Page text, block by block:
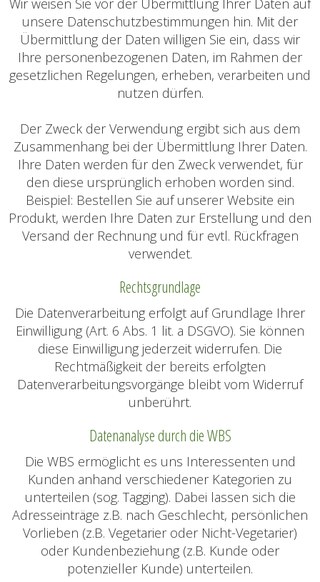
Wir weisen Sie vor der Übermittlung Ihrer Daten auf
unsere Datenschutzbestimmungen hin. Mit der
Übermittlung der Daten willigen Sie ein, dass wir
Ihre personenbezogenen Daten, im Rahmen der
gesetzlichen Regelungen, erheben, verarbeiten und
nutzen dürfen.
Der Zweck der Verwendung ergibt sich aus dem
Zusammenhang bei der Übermittlung Ihrer Daten.
Ihre Daten werden für den Zweck verwendet, für
den diese ursprünglich erhoben worden sind.
Beispiel: Bestellen Sie auf unserer Website ein
Produkt, werden Ihre Daten zur Erstellung und den
Versand der Rechnung und für evtl. Rückfragen
verwendet.
Rechtsgrundlage
Die Datenverarbeitung erfolgt auf Grundlage Ihrer
Einwilligung (Art. 6 Abs. 1 lit. a DSGVO). Sie können
diese Einwilligung jederzeit widerrufen. Die
Rechtmäßigkeit der bereits erfolgten
Datenverarbeitungsvorgänge bleibt vom Widerruf
unberührt.
Datenanalyse durch die WBS
Die WBS ermöglicht es uns Interessenten und
Kunden anhand verschiedener Kategorien zu
unterteilen (sog. Tagging). Dabei lassen sich die
Adresseinträge z.B. nach Geschlecht, persönlichen
Vorlieben (z.B. Vegetarier oder Nicht-Vegetarier)
oder Kundenbeziehung (z.B. Kunde oder
potenzieller Kunde) unterteilen.